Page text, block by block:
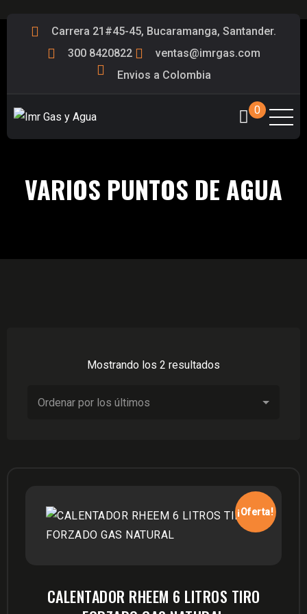
Carrera 21#45-45, Bucaramanga, Santander.
300 8420822
ventas@imrgas.com
Envios a Colombia
0
VARIOS PUNTOS DE AGUA
Mostrando los 2 resultados
¡Oferta!
CALENTADOR RHEEM 6 LITROS TIRO